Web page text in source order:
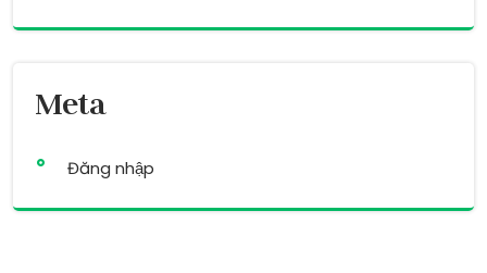
Meta
Đăng nhập